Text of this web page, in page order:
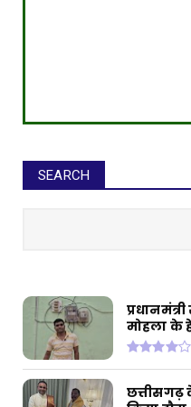
SEARCH
सीईओ ने घोटाले
मोहला के
छत्तीसगढ़